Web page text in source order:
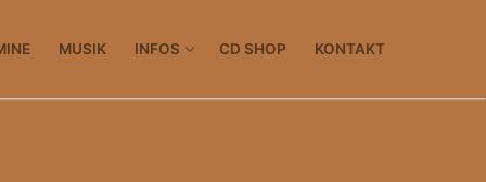
MUSIK INFOS CD SHOP KONTAKT